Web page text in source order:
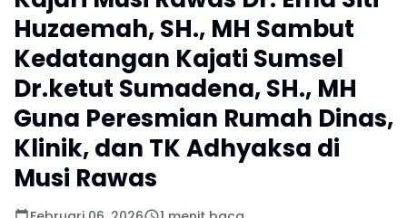
Huzaemah, SH., MH Sambut
Kedatangan Kajati Sumsel
Dr.ketut Sumadena, SH., MH
Guna Peresmian Rumah Dinas,
Klinik, dan TK Adhyaksa di
Musi Rawas